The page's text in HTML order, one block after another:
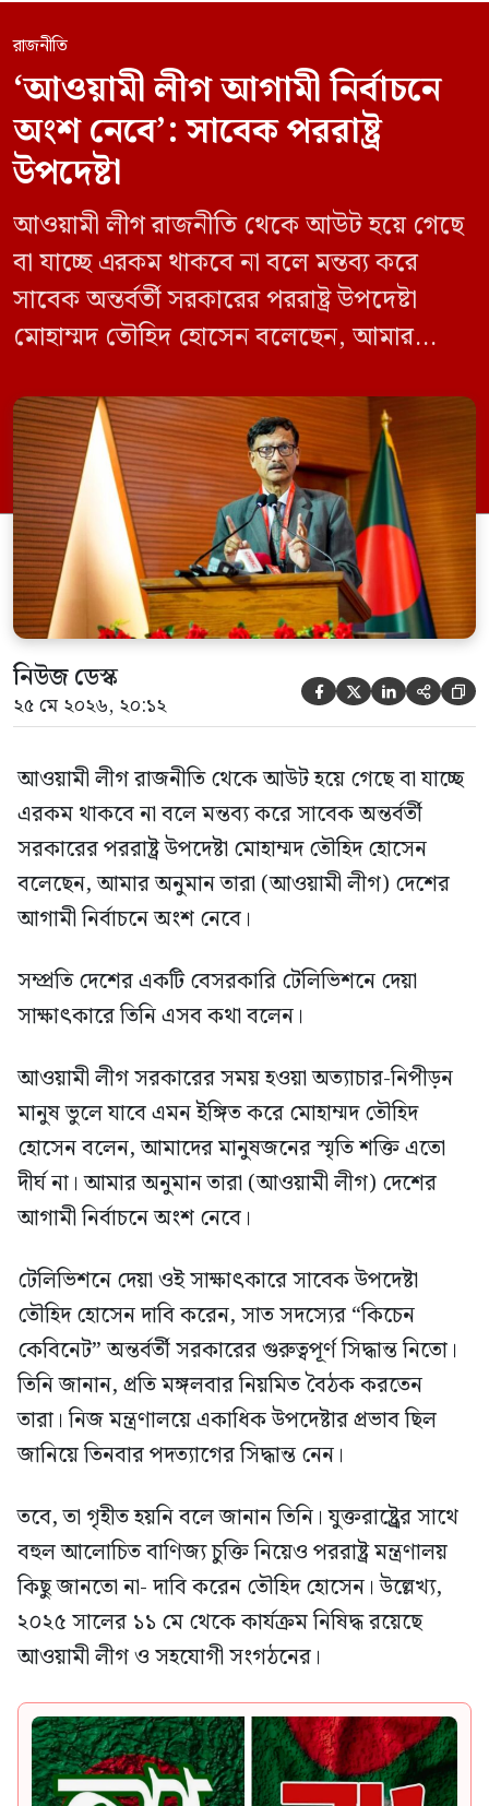
রাজনীতি
‘আওয়ামী লীগ আগামী নির্বাচনে
অংশ নেবে’: সাবেক পররাষ্ট্র
উপদেষ্টা
আওয়ামী লীগ রাজনীতি থেকে আউট হয়ে গেছে
বা যাচ্ছে এরকম থাকবে না বলে মন্তব্য করে
সাবেক অন্তর্বর্তী সরকারের পররাষ্ট্র উপদেষ্টা
মোহাম্মদ তৌহিদ হোসেন বলেছেন, আমার
নির্বাচনে অংশ নেবে। সম্প্রতি দেশের একটি
বেসরকারি টেলিভিশনে দেয়া সাক্ষাৎকারে তিনি
এসব কথা বলেন। আওয়ামী লীগ সরকারের সময়
হওয়া অত্যাচার-নিপীড়ন মানুষ ভুলে যাবে এমন
[…]
নিউজ ডেস্ক
২৫ মে ২০২৬, ২০:১২     
আওয়ামী লীগ রাজনীতি থেকে আউট হয়ে গেছে বা যাচ্ছে
এরকম থাকবে না বলে মন্তব্য করে সাবেক অন্তর্বর্তী
সরকারের পররাষ্ট্র উপদেষ্টা মোহাম্মদ তৌহিদ হোসেন
বলেছেন, আমার অনুমান তারা (আওয়ামী লীগ) দেশের
আগামী নির্বাচনে অংশ নেবে।
সম্প্রতি দেশের একটি বেসরকারি টেলিভিশনে দেয়া
সাক্ষাৎকারে তিনি এসব কথা বলেন।
আওয়ামী লীগ সরকারের সময় হওয়া অত্যাচার-নিপীড়ন
মানুষ ভুলে যাবে এমন ইঙ্গিত করে মোহাম্মদ তৌহিদ
হোসেন বলেন, আমাদের মানুষজনের স্মৃতি শক্তি এতো
দীর্ঘ না। আমার অনুমান তারা (আওয়ামী লীগ) দেশের
আগামী নির্বাচনে অংশ নেবে।
টেলিভিশনে দেয়া ওই সাক্ষাৎকারে সাবেক উপদেষ্টা
তৌহিদ হোসেন দাবি করেন, সাত সদস্যের “কিচেন
কেবিনেট” অন্তর্বর্তী সরকারের গুরুত্বপূর্ণ সিদ্ধান্ত নিতো।
তিনি জানান, প্রতি মঙ্গলবার নিয়মিত বৈঠক করতেন
তারা। নিজ মন্ত্রণালয়ে একাধিক উপদেষ্টার প্রভাব ছিল
জানিয়ে তিনবার পদত্যাগের সিদ্ধান্ত নেন।
তবে, তা গৃহীত হয়নি বলে জানান তিনি। যুক্তরাষ্ট্র্রের সাথে
বহুল আলোচিত বাণিজ্য চুক্তি নিয়েও পররাষ্ট্র মন্ত্রণালয়
কিছু জানতো না- দাবি করেন তৌহিদ হোসেন। উল্লেখ্য,
২০২৫ সালের ১১ মে থেকে কার্যক্রম নিষিদ্ধ রয়েছে
আওয়ামী লীগ ও সহযোগী সংগঠনের।